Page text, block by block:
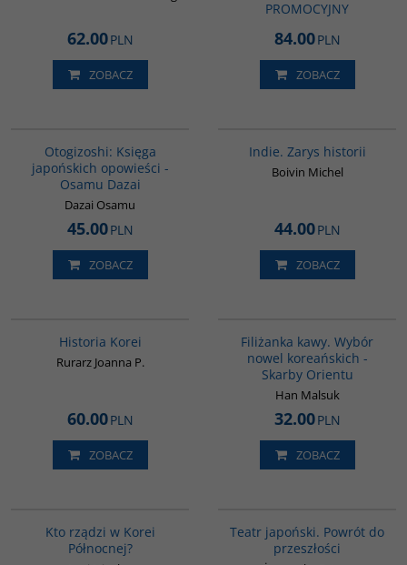
62.00PLN
ZOBACZ
PROMOCYJNY
84.00PLN
ZOBACZ
Otogizoshi: Księga
japońskich opowieści -
Osamu Dazai
Dazai Osamu
45.00PLN
ZOBACZ
Indie. Zarys historii
Boivin Michel
44.00PLN
ZOBACZ
Historia Korei
Rurarz Joanna P.
60.00PLN
ZOBACZ
Filiżanka kawy. Wybór
nowel koreańskich -
Skarby Orientu
Han Malsuk
32.00PLN
ZOBACZ
Kto rządzi w Korei
Północnej?
Teatr japoński. Powrót do
przeszłości